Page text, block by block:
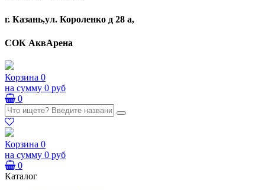
г. Казань,ул. Короленко д 28 а,
СОК АквАрена
Корзина 0
на сумму 0 руб
0
Корзина 0
на сумму 0 руб
0
Каталог